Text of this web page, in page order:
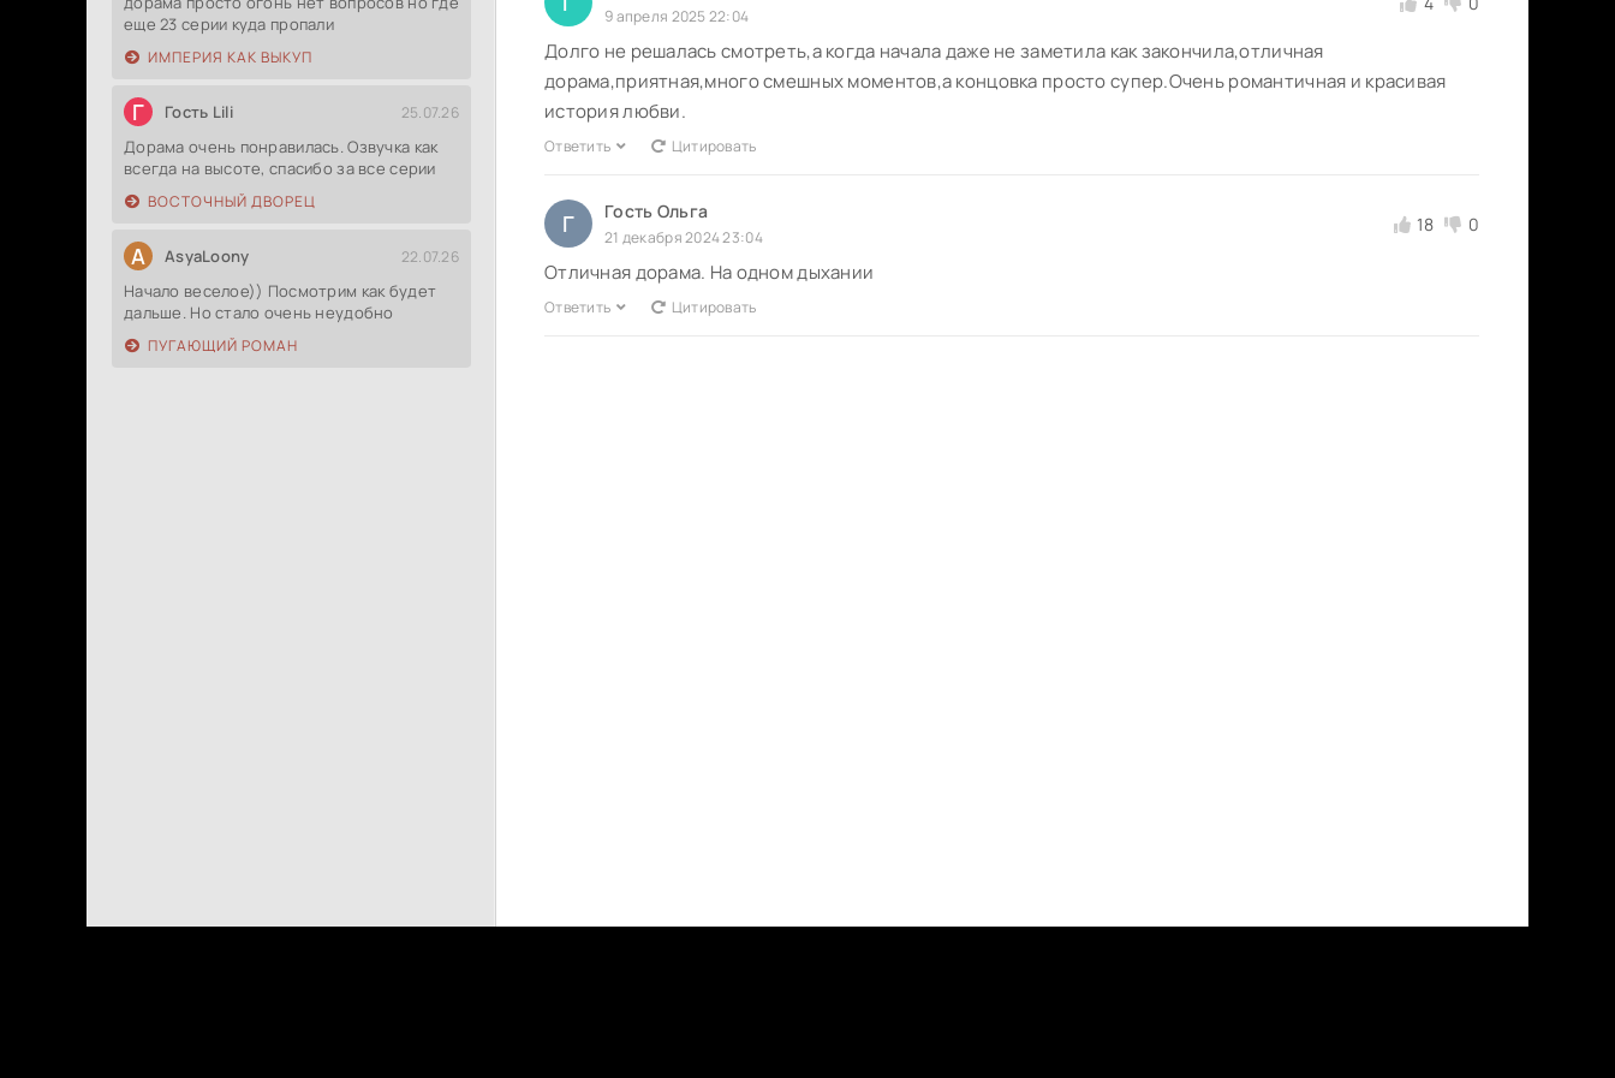
еще 23 серии куда пропали
ИМПЕРИЯ КАК ВЫКУП
Г Гость Lili 25.07.26
Дорама очень понравилась. Озвучка как
всегда на высоте, спасибо за все серии
ВОСТОЧНЫЙ ДВОРЕЦ
A AsyaLoony 22.07.26
Начало веселое)) Посмотрим как будет
дальше. Но стало очень неудобно
ПУГАЮЩИЙ РОМАН
9 апреля 2025 22:04
Долго не решалась смотреть,а когда начала даже не заметила как закончила,отличная
дорама,приятная,много смешных моментов,а концовка просто супер.Очень романтичная и красивая
история любви.
Ответить Цитировать
Г Гость Ольга
21 декабря 2024 23:04
18 0
Отличная дорама. На одном дыхании
Ответить Цитировать